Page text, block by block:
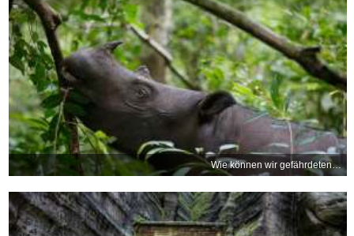
Wie können wir gefährdeten Tieren helfen?